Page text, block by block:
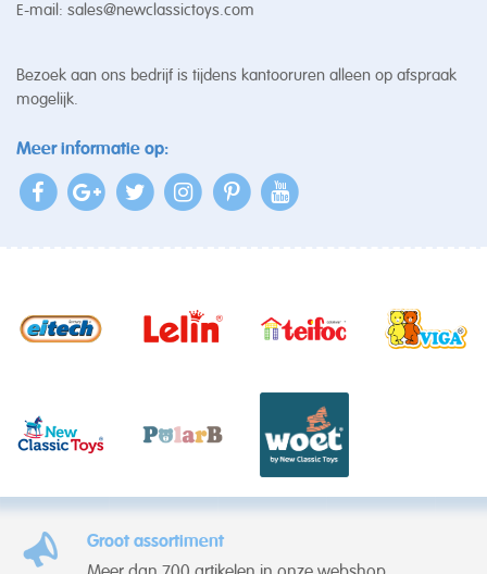
E-mail: sales@newclassictoys.com
Bezoek aan ons bedrijf is tijdens kantooruren alleen op afspraak
mogelijk.
Meer informatie op:
Groot assortiment